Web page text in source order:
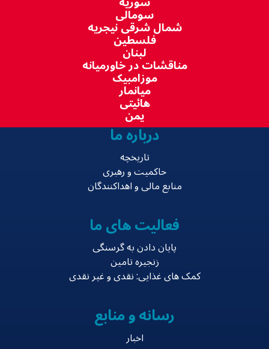
سومالی
شمال شرقی نیجریه
فلسطین
لبنان
مناقشات در خاورمیانه
موزامبیک
میانمار
هائیتی
یمن
درباره ما
تاریخچه
حاکمیت و رهبری
منابع مالی و اهداکنندگان
فعالیت های ما
پایان دادن به گرسنگی
زنجیره تامین
کمک های غذایی: نقدی و غیر نقدی
رسانه و منابع
اخبار